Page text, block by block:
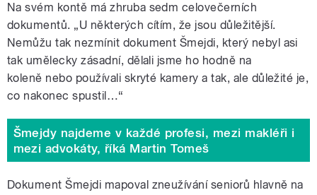
Na svém kontě má zhruba sedm celovečerních
dokumentů. „U některých cítím, že jsou důležitější.
Nemůžu tak nezmínit dokument Šmejdi, který nebyl asi
tak umělecky zásadní, dělali jsme ho hodně na
koleně nebo používali skryté kamery a tak, ale důležité je,
co nakonec spustil…“
Šmejdy najdeme v každé profesi, mezi makléři i
mezi advokáty, říká Martin Tomeš
Dokument Šmejdi mapoval zneužívání seniorů hlavně na